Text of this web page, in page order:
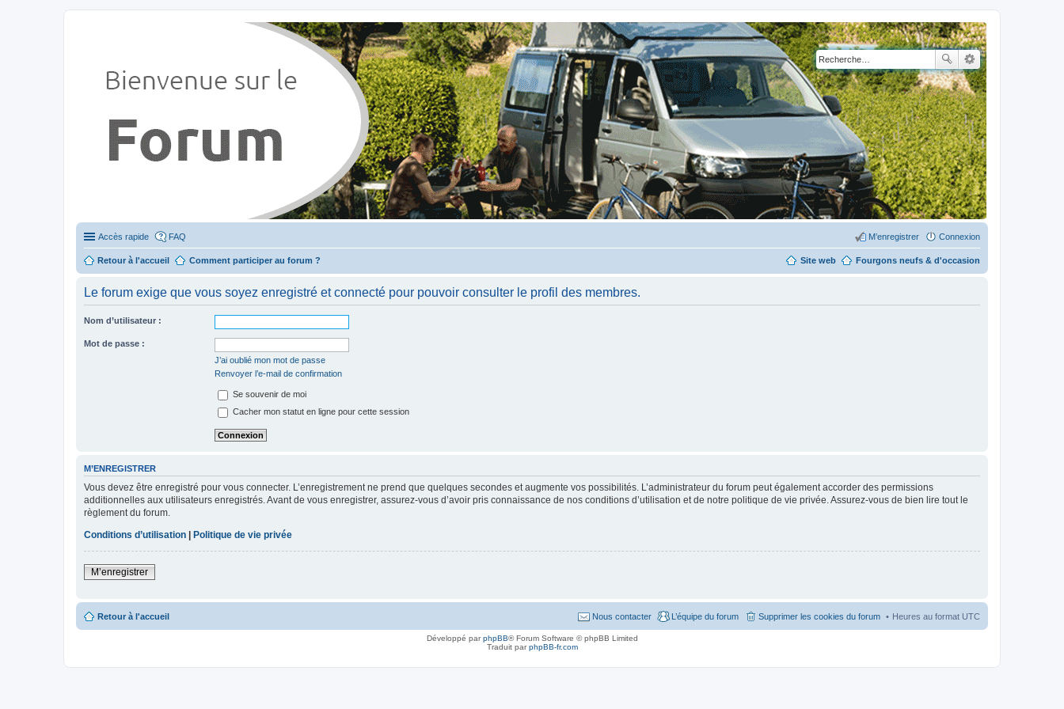
Stylevan - Vans aménagés
Accès rapide FAQ Connexion
M’enregistrer
Retour à l'accueil Comment participer au forum ? Fourgons neufs & d'occasion
Site web
Le forum exige que vous soyez enregistré et connecté pour pouvoir consulter le profil des membres.
Nom d’utilisateur :
Mot de passe :
J’ai oublié mon mot de passe
Renvoyer l’e-mail de confirmation
Se souvenir de moi
Cacher mon statut en ligne pour cette session
M’ENREGISTRER
Vous devez être enregistré pour vous connecter. L’enregistrement ne prend que quelques secondes et augmente vos possibilités. L’administrateur du forum peut également accorder des permissions
additionnelles aux utilisateurs enregistrés. Avant de vous enregistrer, assurez-vous d’avoir pris connaissance de nos conditions d’utilisation et de notre politique de vie privée. Assurez-vous de bien lire tout le
règlement du forum.
Conditions d’utilisation | Politique de vie privée
M’enregistrer
Retour à l'accueil Heures au format UTC
Supprimer les cookies du forum
L’équipe du forum
Nous contacter
Développé parphpBB® Forum Software © phpBB Limited
Traduit parphpBB-fr.com